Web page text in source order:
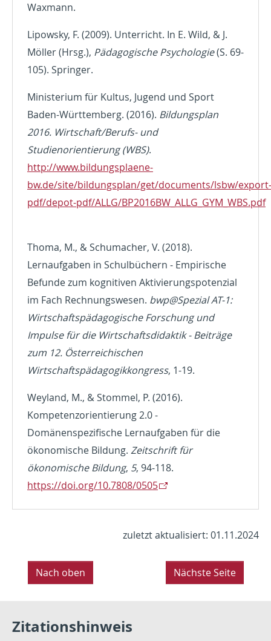
Waxmann.
Lipowsky, F. (2009). Unterricht. In E. Wild, & J.
Möller (Hrsg.), Pädagogische Psychologie(S. 69-
105). Springer.
Ministerium für Kultus, Jugend und Sport
Baden-Württemberg. (2016). Bildungsplan
2016. Wirtschaft/Berufs- und
Studienorientierung (WBS).
http://www.bildungsplaene-
bw.de/site/bildungsplan/get/documents/lsbw/export-
pdf/depot-pdf/ALLG/BP2016BW_ALLG_GYM_WBS.pdf
Thoma, M., & Schumacher, V. (2018).
Lernaufgaben in Schulbüchern - Empirische
Befunde zum kognitiven Aktivierungspotenzial
im Fach Rechnungswesen. bwp@Spezial AT-1:
Wirtschaftspädagogische Forschung und
Impulse für die Wirtschaftsdidaktik - Beiträge
zum 12. Österreichischen
Wirtschaftspädagogikkongress, 1-19.
Weyland, M., & Stommel, P. (2016).
Kompetenzorientierung 2.0 -
Domänenspezifische Lernaufgaben für die
ökonomische Bildung. Zeitschrift für
ökonomische Bildung, 5, 94-118.
https://doi.org/10.7808/0505
zuletzt aktualisiert: 01.11.2024
Nach oben Nächste Seite
Zitationshinweis